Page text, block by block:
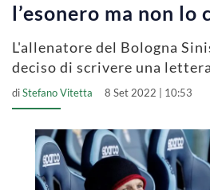
l’esonero ma non lo
L'allenatore del Bologna
deciso di scrivere una
diStefano Vitetta 8 Set 2022 | 10:53